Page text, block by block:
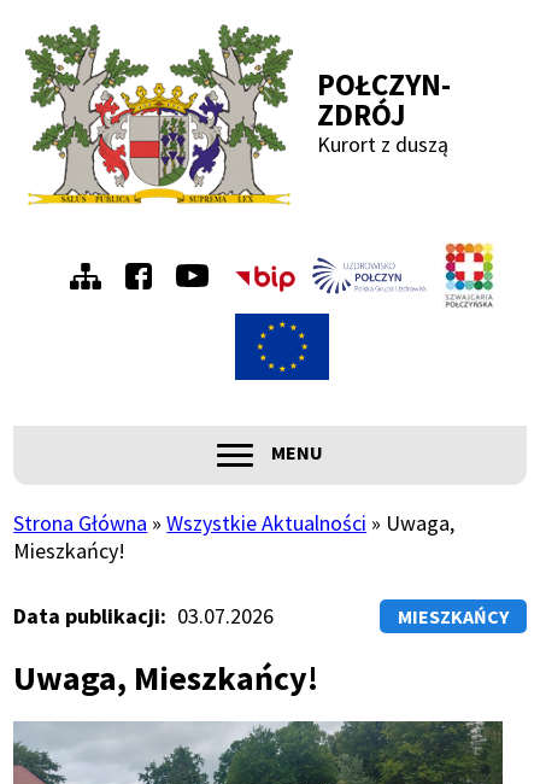
Przejdź
do
menu
Przejdź
do
treści
Przejdź
do
wyszukiwania
Przejdź
do
stopki
POŁCZYN-
ZDRÓJ
Kurort z duszą
Menu
prawe
Główna
nawigacja
ROZWIŃ
MENU
Ścieżka
Strona Główna Wszystkie Aktualności
Uwaga,
Mieszkańcy!
Data publikacji 03.07.2026 MIESZKAŃCY
Uwaga, Mieszkańcy!